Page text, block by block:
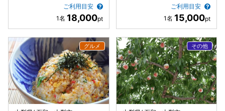
ご利用目安
18,000
ご利用目安
15,000